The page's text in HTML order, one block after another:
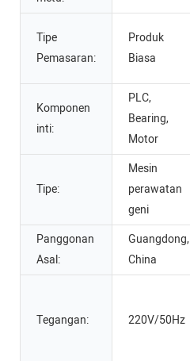
Tipe
Pemasaran:
Produk
Biasa
Komponen
inti:
PLC,
Bearing,
Motor
Tipe:
Mesin
perawatan
geni
Panggonan
Asal:
Guangdong,
China
Tegangan: 220V/50Hz